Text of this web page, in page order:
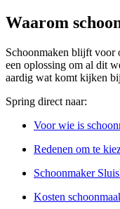
Waarom
Schoonmaken blijft voor
een oplossing om al dit
aardig wat komt kijken
Spring direct naar:
Voor wie is
Redenen om te
Schoonmaker
Kosten